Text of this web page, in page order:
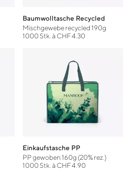
Baumwolltasche Recycled
Mischgewebe recycled 190g
1000 Stk. à CHF 4.30
Einkaufstasche PP
PP gewoben 160g (20% rez.)
1000 Stk. à CHF 4.90